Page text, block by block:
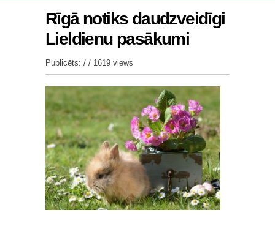
Rīgā notiks daudzveidīgi
Lieldienu pasākumi
Publicēts: / / 1619 views